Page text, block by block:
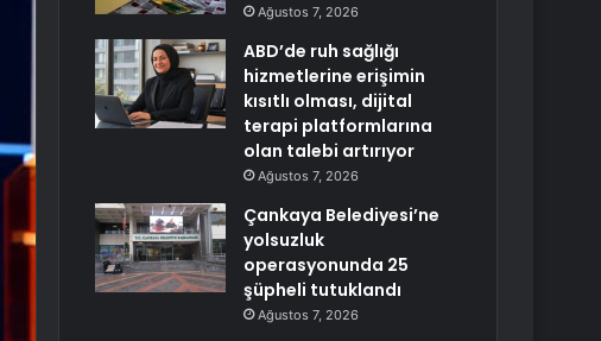
Ağustos 7, 2026
ABD’de ruh sağlığı
hizmetlerine erişimin
kısıtlı olması, dijital
terapi platformlarına
olan talebi artırıyor
Ağustos 7, 2026
Çankaya Belediyesi’ne
yolsuzluk
operasyonunda 25
şüpheli tutuklandı
Ağustos 7, 2026